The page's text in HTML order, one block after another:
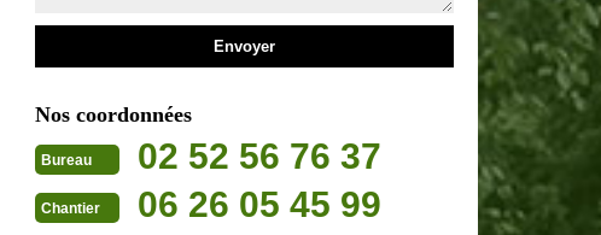
Nos coordonnées
Bureau 02 52 56 76 37
Chantier 06 26 05 45 99